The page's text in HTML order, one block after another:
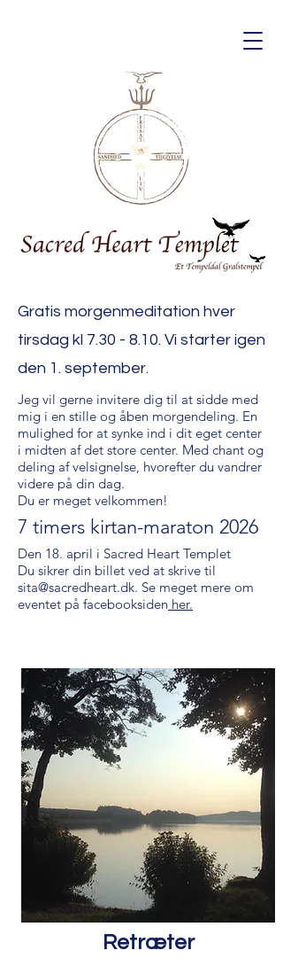
Gratis morgenmeditation hver
tirsdag kl 7.30 - 8.10. Vi starter igen
den 1. september.
Jeg vil gerne invitere dig til at sidde med
mig i en stille og åben morgendeling. En
mulighed for at synke ind i dit eget center
i midten af det store center. Med chant og
deling af velsignelse, hvorefter du vandrer
videre på din dag.
Du er meget velkommen!
7 timers kirtan-maraton 2026
Den 18. april i Sacred Heart Templet
Du sikrer din billet ved at skrive til
sita@sacredheart.dk. Se meget mere om
eventet på facebooksiden her.
Retræter